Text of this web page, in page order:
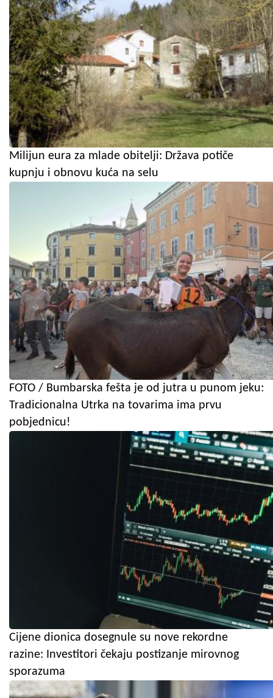
Milijun eura za mlade obitelji: Država potiče
kupnju i obnovu kuća na selu
FOTO / Bumbarska fešta je od jutra u punom jeku:
Tradicionalna Utrka na tovarima ima prvu
pobjednicu!
Cijene dionica dosegnule su nove rekordne
razine: Investitori čekaju postizanje mirovnog
sporazuma